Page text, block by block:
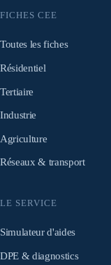
FICHES CEE
Toutes les fiches
Résidentiel
Tertiaire
Industrie
Agriculture
Réseaux & transport
LE SERVICE
Simulateur d'aides
DPE & diagnostics